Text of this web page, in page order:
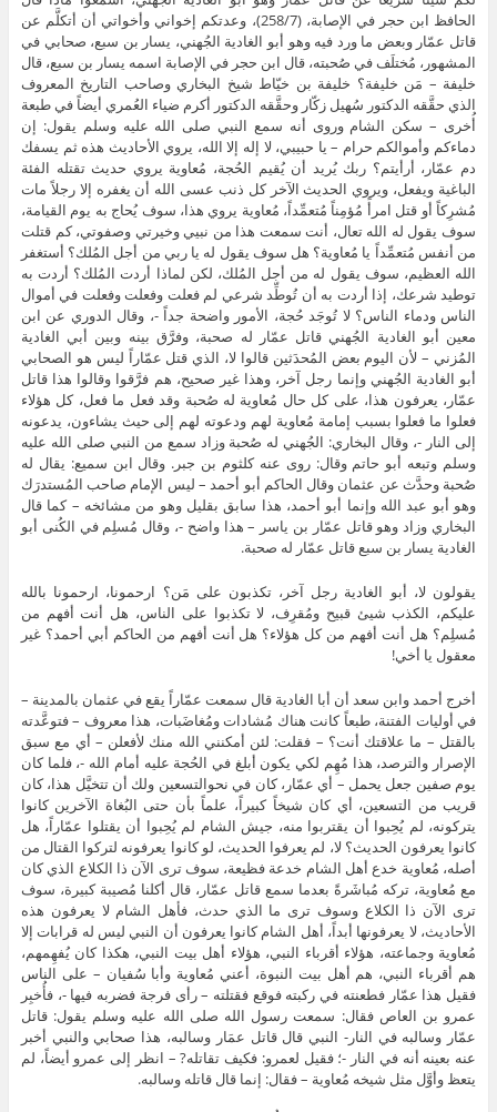
الحافظ ابن حجر في الإصابة، (258/7)، وعدتكم إخواني وأخواتي أن أتكلَّم عن
قاتل عمّار وبعض ما ورد فيه وهو أبو الغادية الجُهني، يسار بن سبع، صحابي في
المشهور، مُختلَف في صُحبته، قال ابن حجر في الإصابة اسمه يسار بن سبع، قال
خليفة – مَن خليفة؟ خليفة بن خيّاط شيخ البخاري وصاحب التاريخ المعروف
الذي حقَّقه الدكتور سُهيل زكّار وحقَّقه الدكتور أكرم ضياء العُمري أيضاً في طبعة
أُخرى – سكن الشام وروى أنه سمع النبي صلى الله عليه وسلم يقول: إن
دماءكم وأموالكم حرام – يا حبيبي، لا إله إلا الله، يروي الأحاديث هذه ثم يسفك
دم عمّار، أرأيتم؟ ربك يُريد أن يُقيم الحُجة، مُعاوية يروي حديث تقتله الفئة
الباغية ويفعل، ويروي الحديث الآخر كل ذنب عسى الله أن يغفره إلا رجلاً مات
مُشرِكاً أو قتل امرأً مُؤمِناً مُتعمِّداً، مُعاوية يروي هذا، سوف يُحاج به يوم القيامة،
سوف يقول له الله تعال، أنت سمعت هذا من نبيي وخيرتي وصفوتي، كم قتلت
من أنفس مُتعمِّداً يا مُعاوية؟ هل سوف يقول له يا ربي من أجل المُلك؟ أستغفر
الله العظيم، سوف يقول له من أجل المُلك، لكن لماذا أردت المُلك؟ أردت به
توطيد شرعك، إذا أردت به أن تُوطِّد شرعي لم فعلت وفعلت وفعلت في أموال
الناس ودماء الناس؟ لا تُوجَد حُجة، الأمور واضحة جداً -، وقال الدوري عن ابن
معين أبو الغادية الجُهني قاتل عمّار له صحبة، وفرَّق بينه وبين أبي الغادية
المُزني – لأن اليوم بعض المُحدَثين قالوا لا، الذي قتل عمّاراً ليس هو الصحابي
أبو الغادية الجُهني وإنما رجل آخر، وهذا غير صحيح، هم فرَّقوا وقالوا هذا قاتل
عمّار، يعرفون هذا، على كل حال مُعاوية له صُحبة وقد فعل ما فعل، كل هؤلاء
فعلوا ما فعلوا بسبب إمامة مُعاوية لهم ودعوته لهم إلى حيث يشاءون، يدعونه
إلى النار -، وقال البخاري: الجُهني له صُحبة وزاد سمع من النبي صلى الله عليه
وسلم وتبعه أبو حاتم وقال: روى عنه كلثوم بن جبر. وقال ابن سميع: يقال له
صُحبة وحدَّث عن عثمان وقال الحاكم أبو أحمد – ليس الإمام صاحب المُستدرَك
وهو أبو عبد الله وإنما أبو أحمد، هذا سابق بقليل وهو من مشائخه – كما قال
البخاري وزاد وهو قاتل عمّار بن ياسر – هذا واضح -، وقال مُسلِم في الكُنى أبو
الغادية يسار بن سبع قاتل عمّار له صحبة.
يقولون لا، أبو الغادية رجل آخر، تكذبون على مَن؟ ارحمونا، ارحمونا بالله
عليكم، الكذب شيئ قبيح ومُقرِف، لا تكذبوا على الناس، هل أنت أفهم من
مُسلِم؟ هل أنت أفهم من كل هؤلاء؟ هل أنت أفهم من الحاكم أبي أحمد؟ غير
معقول يا أخي!
أخرج أحمد وابن سعد أن أبا الغادية قال سمعت عمّاراً يقع في عثمان بالمدينة –
في أوليات الفتنة، طبعاً كانت هناك مُشادات ومُغاضَبات، هذا معروف – فتوعَّدته
بالقتل – ما علاقتك أنت؟ – فقلت: لئن أمكنني الله منك لأفعلن – أي مع سبق
الإصرار والترصد، هذا مُهِم لكي يكون أبلغ في الحُجة عليه أمام الله -، فلما كان
يوم صفين جعل يحمل – أي عمّار، كان في نحوالتسعين ولك أن تتخيَّل هذا، كان
قريب من التسعين، أي كان شيخاً كبيراً، علماً بأن حتى البُغاة الآخرين كانوا
يتركونه، لم يُحِبوا أن يقتربوا منه، جيش الشام لم يُحِبوا أن يقتلوا عمّاراً، هل
كانوا يعرفون الحديث؟ لا، لم يعرفوا الحديث، لو كانوا يعرفونه لتركوا القتال من
أصله، مُعاوية خدع أهل الشام خدعة فظيعة، سوف ترى الآن ذا الكلاع الذي كان
مع مُعاوية، تركه مُباشَرةً بعدما سمع قاتل عمّار، قال أكلنا مُصيبة كبيرة، سوف
ترى الآن ذا الكلاع وسوف ترى ما الذي حدث، فأهل الشام لا يعرفون هذه
الأحاديث، لا يعرفونها أبداً، أهل الشام كانوا يعرفون أن النبي ليس له قرابات إلا
مُعاوية وجماعته، هؤلاء أقرباء النبي، هؤلاء أهل بيت النبي، هكذا كان يُفهِمهم،
هم أقرباء النبي، هم أهل بيت النبوة، أعني مُعاوية وأبا سُفيان – على الناس
فقيل هذا عمّار فطعنته في ركبته فوقع فقتلته – رأى فرجة فضربه فيها -، فأُخبِر
عمرو بن العاص فقال: سمعت رسول الله صلى الله عليه وسلم يقول: قاتل
عمّار وسالبه في النار- النبي قال قاتل عمَار وسالبه، هذا صحابي والنبي أخبر
عنه بعينه أنه في النار -؛ فقيل لعمرو: فكيف تقاتله? – انظر إلى عمرو أيضاً، لم
يتعظ وأوَّل مثل شيخه مُعاوية – فقال: إنما قال قاتله وسالبه.